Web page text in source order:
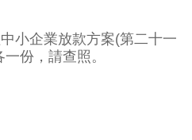
小企業放款方案(第二十一
份，請查照。